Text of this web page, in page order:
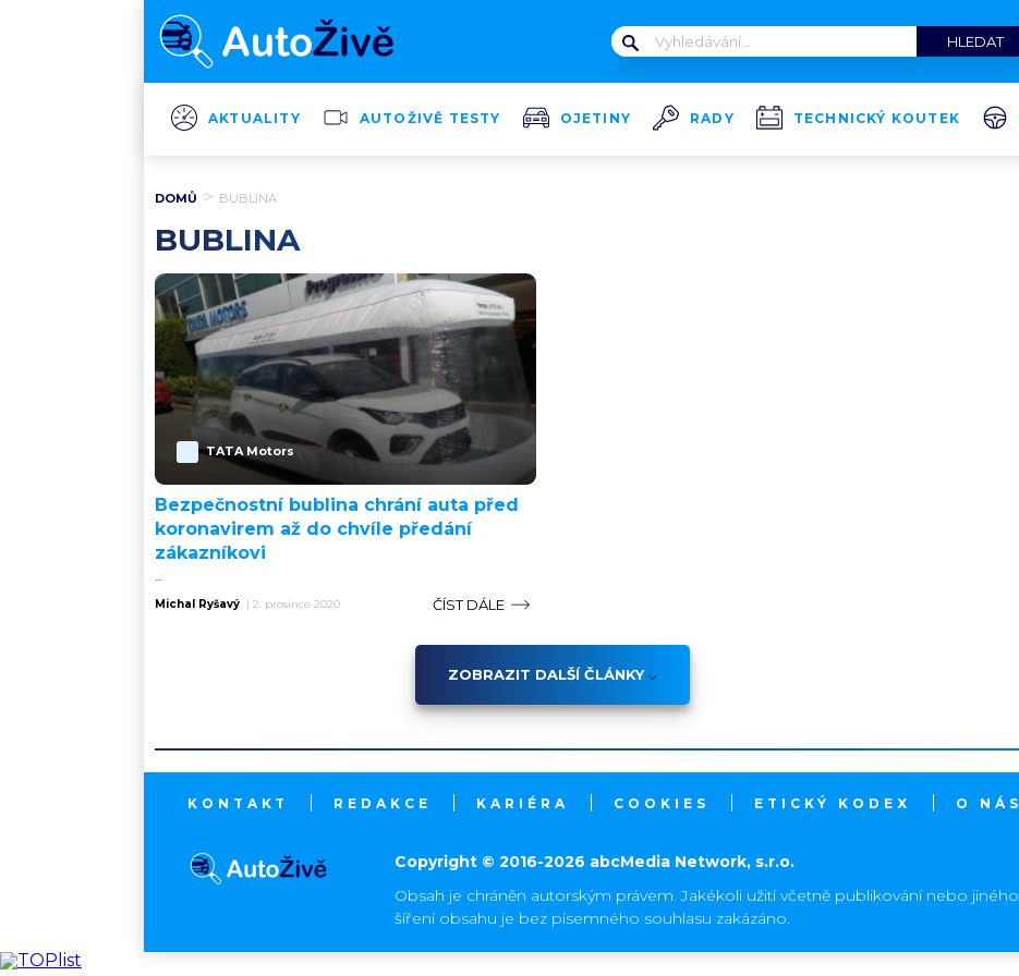
AKTUALITY AUTOŽIVĚ TESTY OJETINY RADY TECHNICKÝ KOUTEK
DOMŮ BUBLINA
BUBLINA
TATA Motors
Bezpečnostní bublina chrání auta před
koronavirem až do chvíle předání
zákazníkovi
...
Michal Ryšavý | 2. prosince 2020 ČÍST DÁLE
ZOBRAZIT DALŠÍ ČLÁNKY
KONTAKT REDAKCE KARIÉRA COOKIES ETICKÝ KODEX O NÁS
Copyright © 2016-2026 abcMedia Network, s.r.o.
Obsah je chráněn autorským právem. Jakékoli užití včetně publikování nebo jiného
šíření obsahu je bez písemného souhlasu zakázáno.